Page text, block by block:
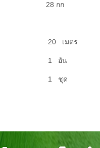
28 กก
20 เมตร
1 อัน
1 ชุด